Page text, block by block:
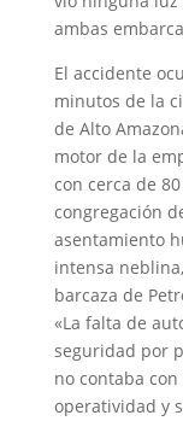
ambas
El accidente
minutos de la
de Alto
motor de la
con cerca de
congregación
asentamiento
intensa
barcaza de
«La falta de
seguridad por
no contaba
operatividad y